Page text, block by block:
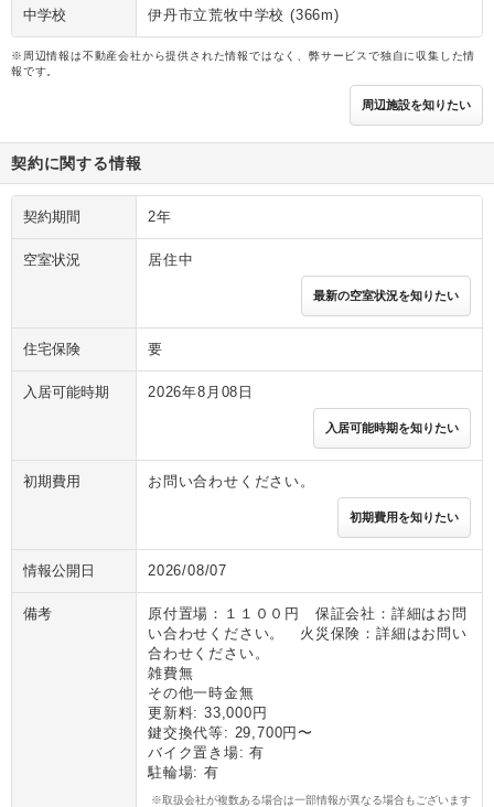
中学校 伊丹市立荒牧中学校 (366m)
※周辺情報は不動産会社から提供された情報ではなく、弊サービスで独自に収集した情
報です。
周辺施設を知りたい
契約に関する情報
契約期間 2年
空室状況 居住中
最新の空室状況を知りたい
住宅保険 要
入居可能時期 2026年8月08日
入居可能時期を知りたい
初期費用 お問い合わせください。
初期費用を知りたい
情報公開日 2026/08/07
備考
原付置場：１１００円 保証会社：詳細はお問
い合わせください。 火災保険：詳細はお問い
合わせください。
雑費無
その他一時金無
更新料: 33,000円
鍵交換代等: 29,700円〜
バイク置き場: 有
駐輪場: 有
※取扱会社が複数ある場合は一部情報が異なる場合もございます